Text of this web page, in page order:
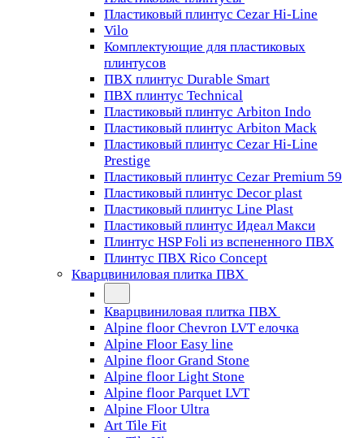
Пластиковый плинтус Cezar Hi-Line
Vilo
Комплектующие для пластиковых
плинтусов
ПВХ плинтус Durable Smart
ПВХ плинтус Technical
Пластиковый плинтус Arbiton Indo
Пластиковый плинтус Arbiton Mack
Пластиковый плинтус Cezar Hi-Line
Prestige
Пластиковый плинтус Cezar Premium 59
Пластиковый плинтус Decor plast
Пластиковый плинтус Line Plast
Пластиковый плинтус Идеал Макси
Плинтус HSP Foli из вспененного ПВХ
Плинтус ПВХ Rico Concept
Кварцвиниловая плитка ПВХ
Кварцвиниловая плитка ПВХ
Alpine floor Chevron LVT елочка
Alpine Floor Easy line
Alpine floor Grand Stone
Alpine floor Light Stone
Alpine floor Parquet LVT
Alpine Floor Ultra
Art Tile Fit